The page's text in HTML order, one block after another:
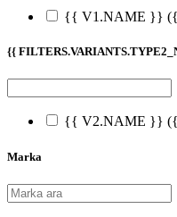
{{ V1.NAME }}
{{
{{ V2.NAME }}
Marka